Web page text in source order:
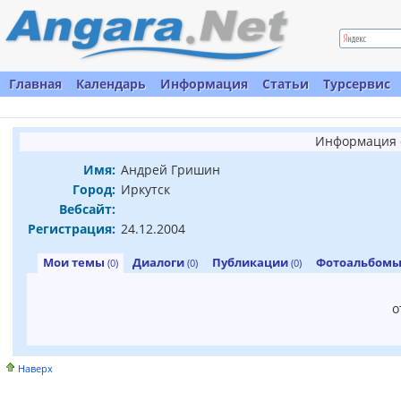
Главная Календарь Информация Статьи Турсервис
Информация
Имя: Андрей Гришин
Город: Иркутск
Вебсайт:
Регистрация: 24.12.2004
Мои темы (0) Диалоги (0) Публикации (0)
Наверх